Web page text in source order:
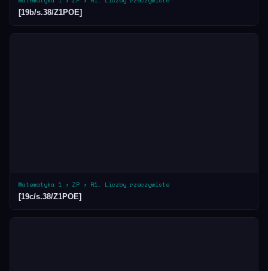
[19b/s.38/Z1POE]
Matematyka 1 › ZP › R1. Liczby rzeczywiste
[19c/s.38/Z1POE]